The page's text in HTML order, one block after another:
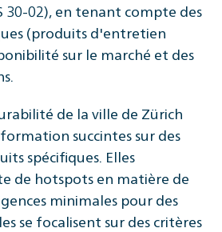
30-02), en tenant compte des
(produits d'entretien
sur le marché et des
de la ville de Zürich
succintes sur des
spécifiques. Elles
de hotspots en matière de
minimales pour des
se focalisent sur des critères